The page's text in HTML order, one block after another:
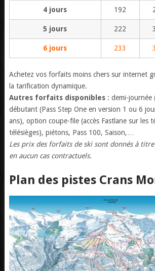
4 jours 192
5 jours 222
6 jours 233
Achetez vos forfaits moins chers sur internet
la tarification dynamique.
Autres forfaits disponibles: demi-journée
débutant (Pass Step One en version 1 ou 6
ans), option coupe-file (accès Fastlane sur les
télésièges), piétons, Pass 100, Saison,…
Les prix des forfaits de ski sont donnés à
en aucun cas contractuels.
Plan des pistes Crans